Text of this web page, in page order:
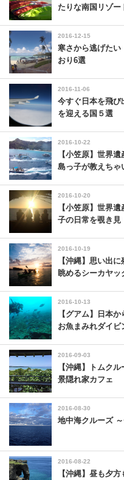
たりな南国リゾー
2016-12-15
寒さから逃げたい
おり6選
2016-11-06
今すぐ日本を飛び
を迎える国５選
2016-10-22
【小笠原】世界
島っ子が教えちゃ
2016-10-20
【小笠原】世界
子の日常を覗き見
2016-10-19
【沖縄】思い出
眺めるシーカヤッ
2016-10-13
【グアム】日本
お魚まみれダイビ
2016-09-03
【沖縄】トムク
景隠れ家カフェ
2016-08-30
地中海クルーズ
2016-08-22
【沖縄】昼も夕